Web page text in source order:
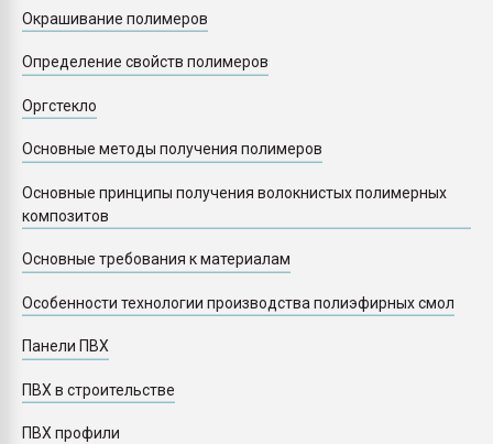
Окрашивание полимеров
Определение свойств полимеров
Оргстекло
Основные методы получения полимеров
Основные принципы получения волокнистых полимерных
композитов
Основные требования к материалам
Особенности технологии производства полиэфирных смол
Панели ПВХ
ПВХ в строительстве
ПВХ профили